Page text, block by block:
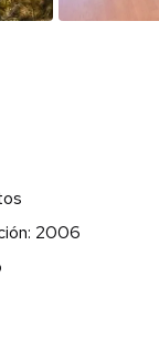
2006